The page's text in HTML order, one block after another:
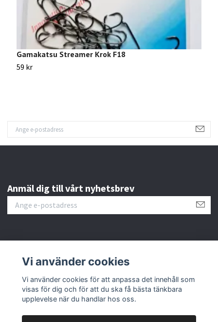
Gamakatsu Streamer Krok F18
59 kr
Anmäl dig till vårt nyhetsbrev
Fotmeny
Vi använder cookies
Vi använder cookies för att anpassa det innehåll som
visas för dig och för att du ska få bästa tänkbara
upplevelse när du handlar hos oss.